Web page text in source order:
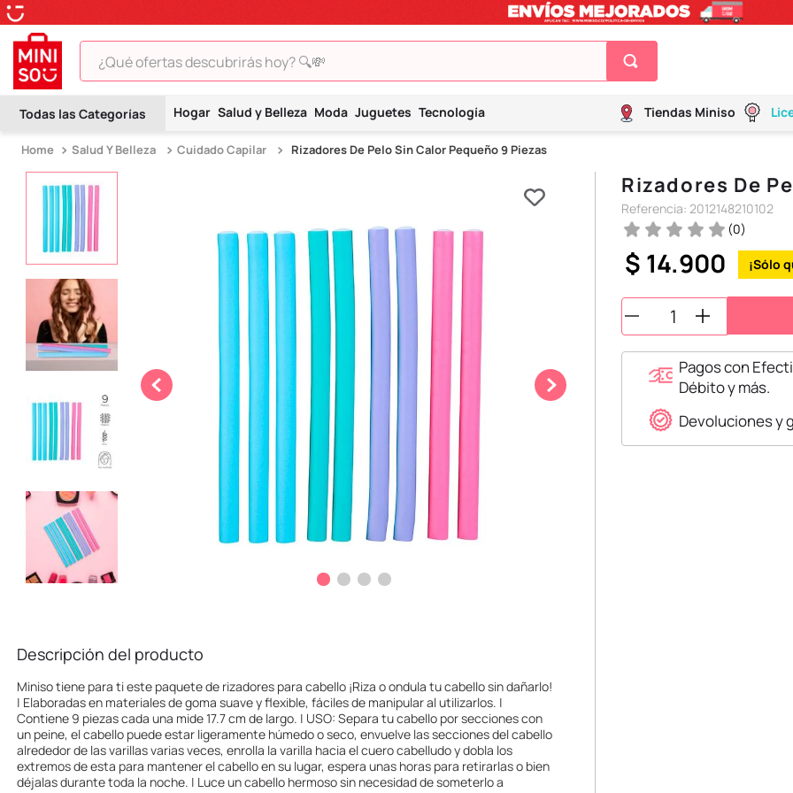
¿Qué ofertas descubrirás hoy? 🔍💸
Hogar Salud y Belleza Moda Juguetes Tecnología Tiendas Miniso
Salud Y Belleza Cuidado Capilar Rizadores De Pelo Sin Calor Pequeño 9 Piezas
Descripción del producto
Miniso tiene para ti este paquete de rizadores para cabello ¡Riza o ondula tu cabello sin dañarlo!
| Elaboradas en materiales de goma suave y flexible, fáciles de manipular al utilizarlos. |
Contiene 9 piezas cada una mide 17.7 cm de largo. | USO: Separa tu cabello por secciones con
un peine, el cabello puede estar ligeramente húmedo o seco, envuelve las secciones del cabello
alrededor de las varillas varias veces, enrolla la varilla hacia el cuero cabelludo y dobla los
extremos de esta para mantener el cabello en su lugar, espera unas horas para retirarlas o bien
déjalas durante toda la noche. | Luce un cabello hermoso sin necesidad de someterlo a
Rizadores De
Referencia: 2012148210102
(0)
$ 14.900
Pagos con
Débito y más.
Devoluciones y
TÉRMINOS MÁS BUSCADOS
2.
hello kitty
9.
one piece
.